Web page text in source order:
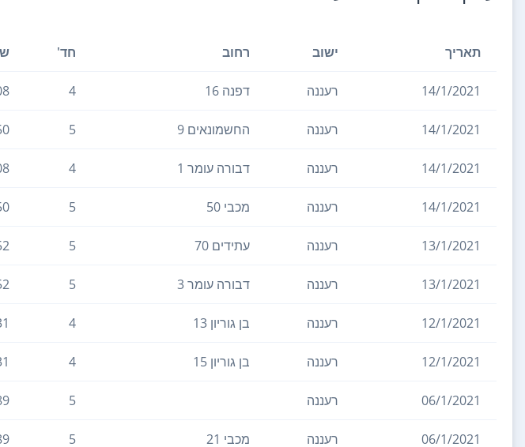
תאריך ישוב רחוב חד'
14/1/2021 רעננה דפנה 16 4
14/1/2021 רעננה החשמונאים 9 5
14/1/2021 רעננה דבורה עומר 1 4
14/1/2021 רעננה מכבי 50 5
13/1/2021 רעננה עתידים 70 5
13/1/2021 רעננה דבורה עומר 3 5
12/1/2021 רעננה בן גוריון 13 4
12/1/2021 רעננה בן גוריון 15 4
06/1/2021 רעננה 5
06/1/2021 רעננה מכבי 21 5